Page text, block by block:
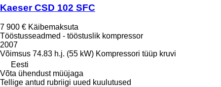
Kaeser CSD 102 SFC
7 900 € Käibemaksuta
Tööstusseadmed - tööstuslik kompressor
2007
Võimsus 74.83 h.j. (55 kW) Kompressori tüüp kruvi
Eesti
Võta ühendust müüjaga
Tellige antud rubriigi uued kuulutused